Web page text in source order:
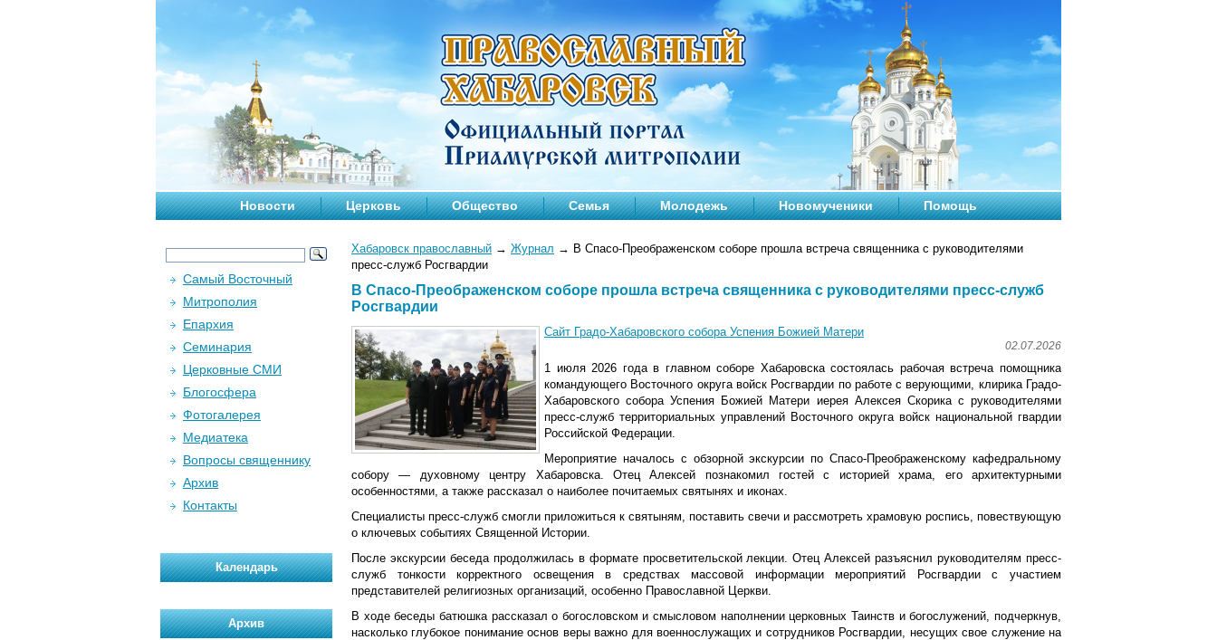
Новости Церковь Общество Семья Молодежь Новомученики Помощь
Хабаровск православный → Журнал → В Спасо-Преображенском соборе прошла встреча священника с руководителями
пресс-служб Росгвардии
В Спасо-Преображенском соборе прошла встреча священника с руководителями пресс-служб
Росгвардии
Сайт Градо-Хабаровского собора Успения Божией Матери
02.07.2026
1 июля 2026 года в главном соборе Хабаровска состоялась рабочая встреча помощника
командующего Восточного округа войск Росгвардии по работе с верующими, клирика Градо-
Хабаровского собора Успения Божией Матери иерея Алексея Скорика с руководителями
пресс-служб территориальных управлений Восточного округа войск национальной гвардии
Российской Федерации.
Мероприятие началось с обзорной экскурсии по Спасо-Преображенскому кафедральному
собору — духовному центру Хабаровска. Отец Алексей познакомил гостей с историей храма, его архитектурными
особенностями, а также рассказал о наиболее почитаемых святынях и иконах.
Специалисты пресс-служб смогли приложиться к святыням, поставить свечи и рассмотреть храмовую роспись, повествующую
о ключевых событиях Священной Истории.
После экскурсии беседа продолжилась в формате просветительской лекции. Отец Алексей разъяснил руководителям пресс-
служб тонкости корректного освещения в средствах массовой информации мероприятий Росгвардии с участием
представителей религиозных организаций, особенно Православной Церкви.
В ходе беседы батюшка рассказал о богословском и смысловом наполнении церковных Таинств и богослужений, подчеркнув,
насколько глубокое понимание основ веры важно для военнослужащих и сотрудников Росгвардии, несущих свое служение на
Самый Восточный
Митрополия
Епархия
Семинария
Церковные СМИ
Блогосфера
Фотогалерея
Медиатека
Вопросы священнику
Архив
Контакты
Календарь
Архив